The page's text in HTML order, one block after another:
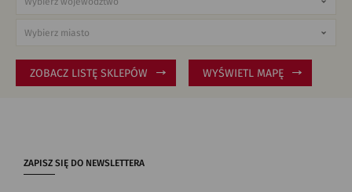
ZOBACZ LISTĘ SKLEPÓW WYŚWIETL MAPĘ
ZAPISZ SIĘ DO NEWSLETTERA